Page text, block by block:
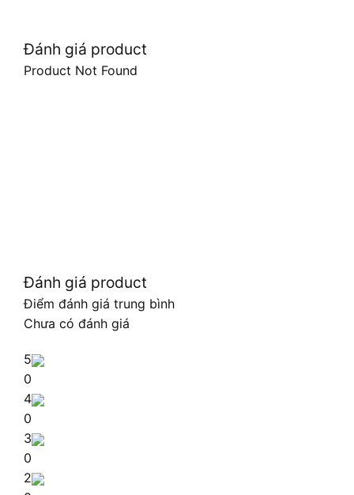
Đánh giá product
Product Not Found
Đánh giá product
Điểm đánh giá trung bình
Chưa có đánh giá
5
0
4
0
3
0
2